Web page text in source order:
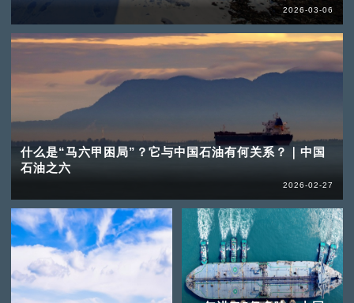
2026-03-06
什么是“马六甲困局”？它与中国石油有何关系？｜中国
石油之六
2026-02-27